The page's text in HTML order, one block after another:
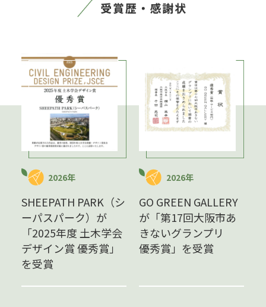
2026年
SHEEPATH PARK（シ
ーパスパーク）が
「2025年度 土木学会
デザイン賞 優秀賞」
を受賞
2026年
GO GREEN GALLERY
が「第17回大阪市あ
きないグランプリ
優秀賞」を受賞